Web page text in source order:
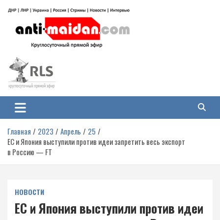
содержимому
Антимайдан: Гражданская война
на Украине
гражданской войне на Украине, включая события в Новороссии, ДНР,
ЛНР и других регионах.
Главная 2023 Апрель
25
ЕС и Япония выступили против идеи запретить весь экспорт
в Россию — FT
НОВОСТИ
ЕС и Япония выступили против идеи